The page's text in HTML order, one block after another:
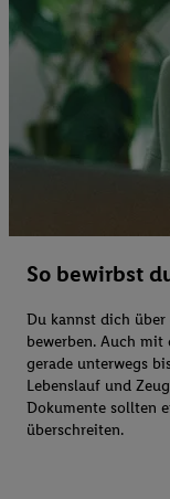
So bewirbst
Du kannst dich
bewerben. Auch mit
gerade unterwegs
Lebenslauf und
Dokumente sollten
überschreiten.